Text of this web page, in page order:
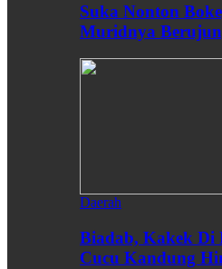
Suka Nonton
Muridnya
Daerah
Biadab, Kakek Di
Cucu Kandung